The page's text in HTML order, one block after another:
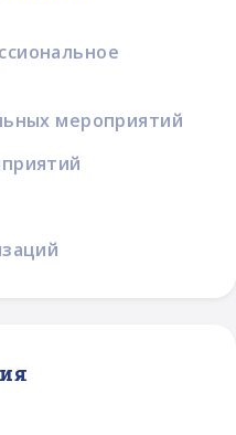
мероприятий